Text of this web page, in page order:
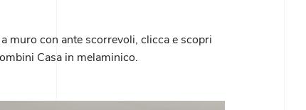
muro con ante scorrevoli, clicca e scopri
Casa in melaminico.